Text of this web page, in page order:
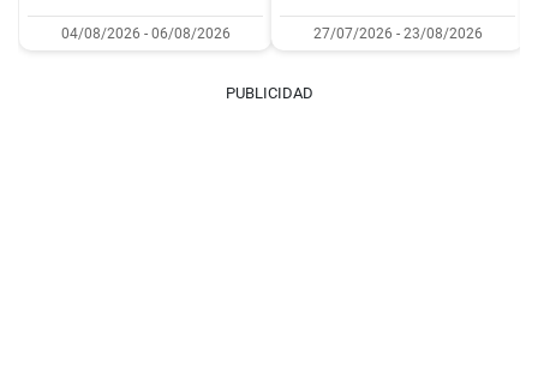
04/08/2026 - 06/08/2026 27/07/2026 - 23/08/2026
PUBLICIDAD